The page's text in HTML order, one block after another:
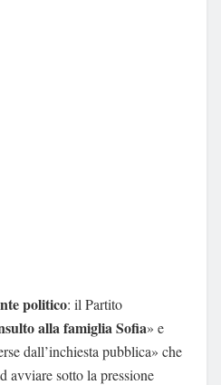
politico: il Partito
alla famiglia Sofia» e
dall’inchiesta pubblica» che
avviare sotto la pressione